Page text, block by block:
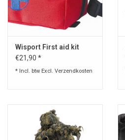
Wisport First aid kit
€21,90 *
* Incl. btw Excl. Verzendkosten